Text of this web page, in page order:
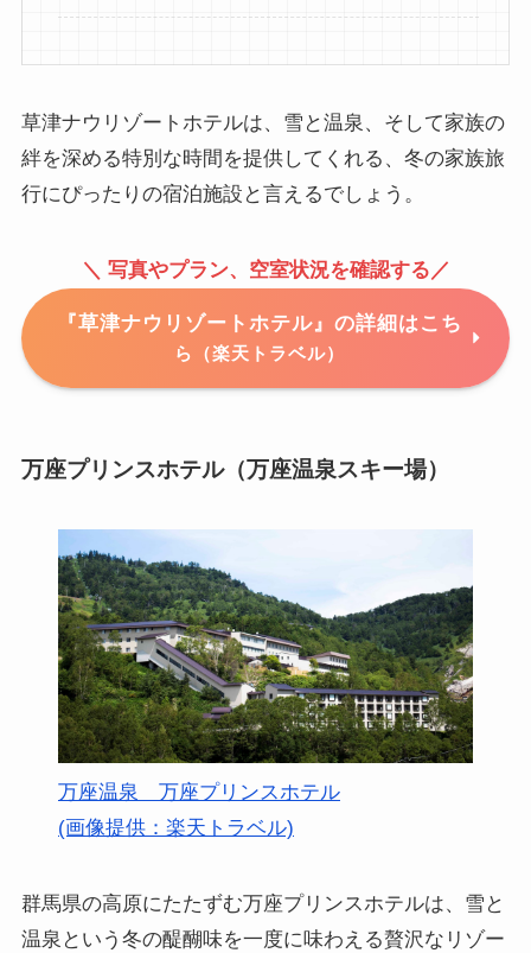
草津ナウリゾートホテルは、雪と温泉、そして家族の
絆を深める特別な時間を提供してくれる、冬の家族旅
行にぴったりの宿泊施設と言えるでしょう。
＼ 写真やプラン、空室状況を確認する／
『草津ナウリゾートホテル』の詳細はこち
ら（楽天トラベル）
万座プリンスホテル（万座温泉スキー場）
万座温泉 万座プリンスホテル
(画像提供：楽天トラベル)
群馬県の高原にたたずむ万座プリンスホテルは、雪と
温泉という冬の醍醐味を一度に味わえる贅沢なリゾー